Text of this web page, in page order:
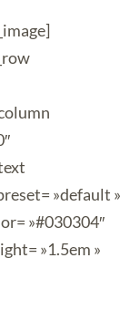
»default »
»#030304″
»1.5em »